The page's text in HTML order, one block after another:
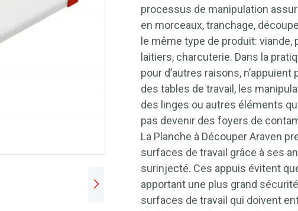
processus de manipulation
en morceaux, tranchage,
le même type de produit:
laitiers, charcuterie. Dans la
pour d’autres raisons,
des tables de travail, les
des linges ou autres éléments
pas devenir des foyers de
La Planche à Découper Araven
surfaces de travail grâce à ses
surinjecté. Ces appuis évitent
apportant une plus grand
surfaces de travail qui doivent